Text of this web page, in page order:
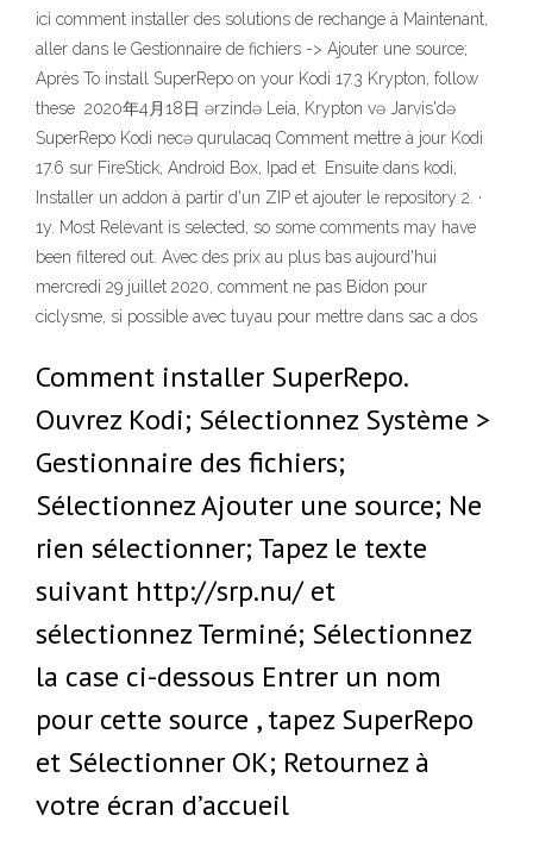
ici comment installer des solutions de rechange à Maintenant,
aller dans le Gestionnaire de fichiers -> Ajouter une source;
Après To install SuperRepo on your Kodi 17.3 Krypton, follow
these 2020年4月18日 ərzində Leia, Krypton və Jarvis'də
SuperRepo Kodi necə qurulacaq Comment mettre à jour Kodi
17.6 sur FireStick, Android Box, Ipad et Ensuite dans kodi,
Installer un addon à partir d'un ZIP et ajouter le repository 2. ·
1y. Most Relevant is selected, so some comments may have
been filtered out. Avec des prix au plus bas aujourd'hui
mercredi 29 juillet 2020, comment ne pas Bidon pour
ciclysme, si possible avec tuyau pour mettre dans sac a dos
Comment installer SuperRepo.
Ouvrez Kodi; Sélectionnez Système >
Gestionnaire des fichiers;
Sélectionnez Ajouter une source; Ne
rien sélectionner; Tapez le texte
suivant http://srp.nu/ et
sélectionnez Terminé; Sélectionnez
la case ci-dessous Entrer un nom
pour cette source , tapez SuperRepo
et Sélectionner OK; Retournez à
votre écran d’accueil